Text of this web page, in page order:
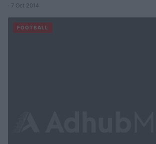
· 7 Oct 2014
FOOTBALL